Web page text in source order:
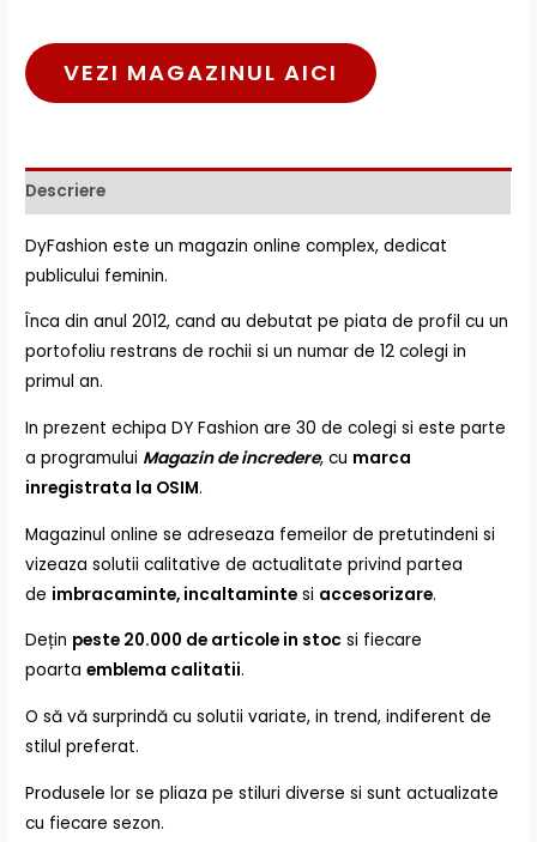
VEZI MAGAZINUL AICI
Descriere
DyFashion este un magazin online complex, dedicat
publicului feminin.
Înca din anul 2012, cand au debutat pe piata de profil cu un
portofoliu restrans de rochii si un numar de 12 colegi in
primul an.
In prezent echipa DY Fashion are 30 de colegi si este parte
a programului Magazin de incredere, cu marca
inregistrata la OSIM.
Magazinul online se adreseaza femeilor de pretutindeni si
vizeaza solutii calitative de actualitate privind partea
de imbracaminte, incaltaminte si accesorizare.
Dețin peste 20.000 de articole in stoc si fiecare
poartaemblema calitatii.
O să vă surprindă cu solutii variate, in trend, indiferent de
stilul preferat.
Produsele lor se pliaza pe stiluri diverse si sunt actualizate
cu fiecare sezon.